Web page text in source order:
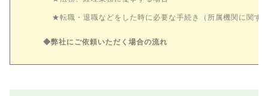
★転職・退職などをした時に必要な手続き（所属機関に関す
◆弊社にご依頼いただく場合の流れ